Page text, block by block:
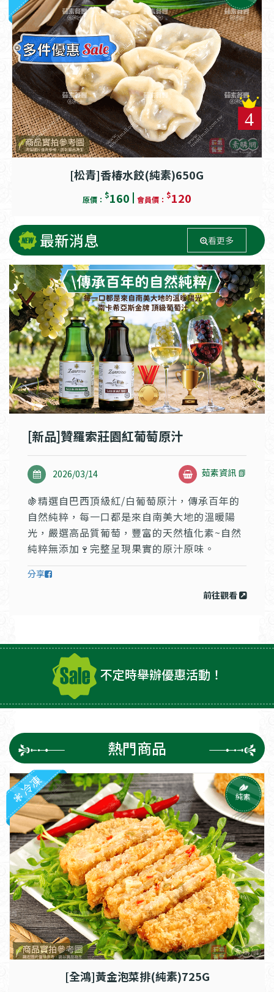
[松青]香椿水餃(純素)650G
原價： $160 會員價： $120
最新消息 看更多
[新品]贊羅索莊園紅葡萄原汁
2026/03/14 茹素資訊 📗
🍇精選自巴西頂級紅/白葡萄原汁，傳承百年的
自然純粹，每一口都是來自南美大地的溫暖陽
光，嚴選高品質葡萄，豐富的天然植化素~自然
純粹無添加🍷完整呈現果實的原汁原味。
分享
前往觀看
不定時舉辦優惠活動！
熱門商品
[全鴻]黃金泡菜排(純素)725G
冷凍 純素